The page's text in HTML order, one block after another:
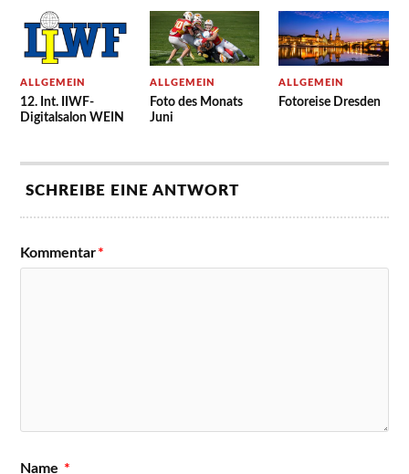
ALLGEMEIN
12. Int. IIWF-
Digitalsalon WEIN
ALLGEMEIN
Foto des Monats
Juni
ALLGEMEIN
Fotoreise Dresden
SCHREIBE EINE ANTWORT
Kommentar*
Name *